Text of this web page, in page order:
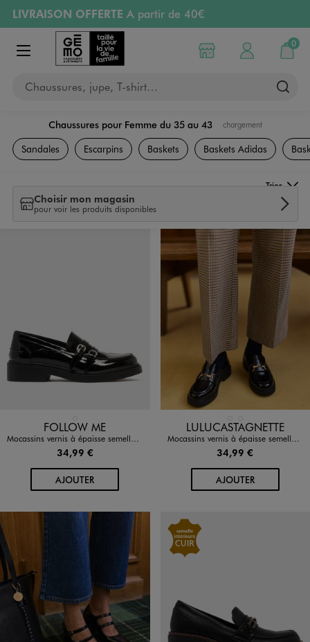
Aller au contenu principal
Aller à la navigation
LIVRAISON OFFERTE A partir de 40€
RETRAIT ET LIVRAISON OFFERTE
en magasin
PAYEZ EN 3x SANS FRAIS
Retours OFFERTS
pendant 30 jours
Afficher le menu
Chaussures, jupe, T-shirt…
Choisir mon magasin
Mon compte
0
Mon
Chaussures pour Femme du 35 au 43 chargement
Chaussures
Sandales Escarpins Baskets Baskets Adidas
Choisir mon magasin
pour voir les produits disponibles
Trier
Disponible en 1 coloris
FOLLOW ME
Mocassins vernis à épaisse semelle femme - Follow Me
34,99 €
AJOUTERAU PANIER
Disponible en 2 coloris
LULUCASTAGNETTE
Mocassins vernis à épaisse semelle femme - LuluCastagnette
34,99 €
AJOUTERAU PANIER